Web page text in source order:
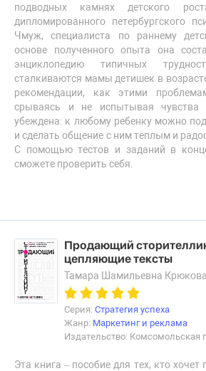
подводных камнях детского
дипломированного петербургского
Чмуж, специалиста по раннему
основе полученного опыта она
энциклопедию типичных
сталкиваются мамы детишек в
рекомендации, как этими
срываясь и не испытывая чувства
убеждена: к любому ребенку можно
и сделать общение с ним теплым и
С помощью тестов и заданий в
сможете проверить себя.
Продающий
цепляющие тексты
Тамара Шамильевна Крюкова
Серия: Стратегия успеха
Жанр: Маркетинг и реклама
Издательство: Комсомольская
Эта книга – пособие для тех, кто